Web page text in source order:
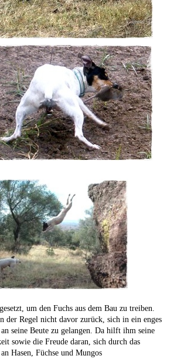
um den Fuchs aus dem Bau zu treiben.
der Regel nicht davor zurück, sich in ein enges
seine Beute zu gelangen. Da hilft ihm seine
sowie die Freude daran, sich durch das
Hasen, Füchse und Mungos